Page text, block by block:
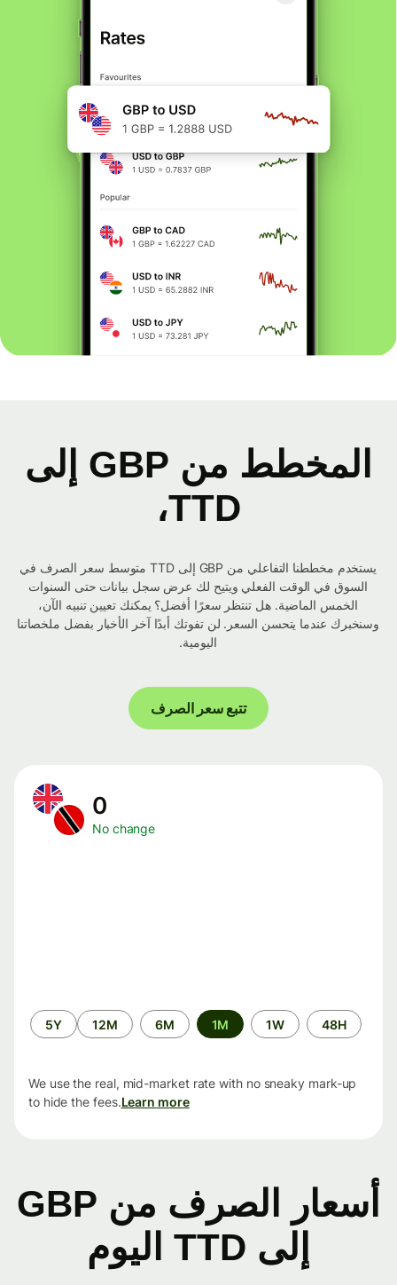
المخطط من GBP إلى
TTD،
يستخدم مخططنا التفاعلي من GBP إلى TTD متوسط ​​سعر الصرف في
السوق في الوقت الفعلي ويتيح لك عرض سجل بيانات حتى السنوات
الخمس الماضية. هل تنتظر سعرًا أفضل؟ يمكنك تعيين تنبيه الآن،
وسنخبرك عندما يتحسن السعر. لن تفوتك أبدًا آخر الأخبار بفضل ملخصاتنا
اليومية.
تتبع سعر الصرف
No change
الفترة
الزمنية
48H
1W
1M
6M
12M
5Y
We use the real, mid-market rate with no sneaky mark-up
to hide the fees.Learn more
أسعار الصرف من GBP
إلى TTD اليوم